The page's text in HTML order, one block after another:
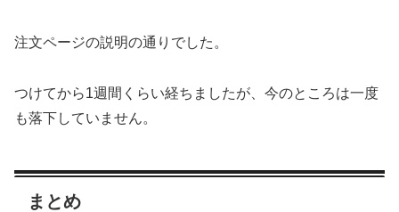
注文ページの説明の通りでした。
つけてから1週間くらい経ちましたが、今のところは一度
も落下していません。
まとめ